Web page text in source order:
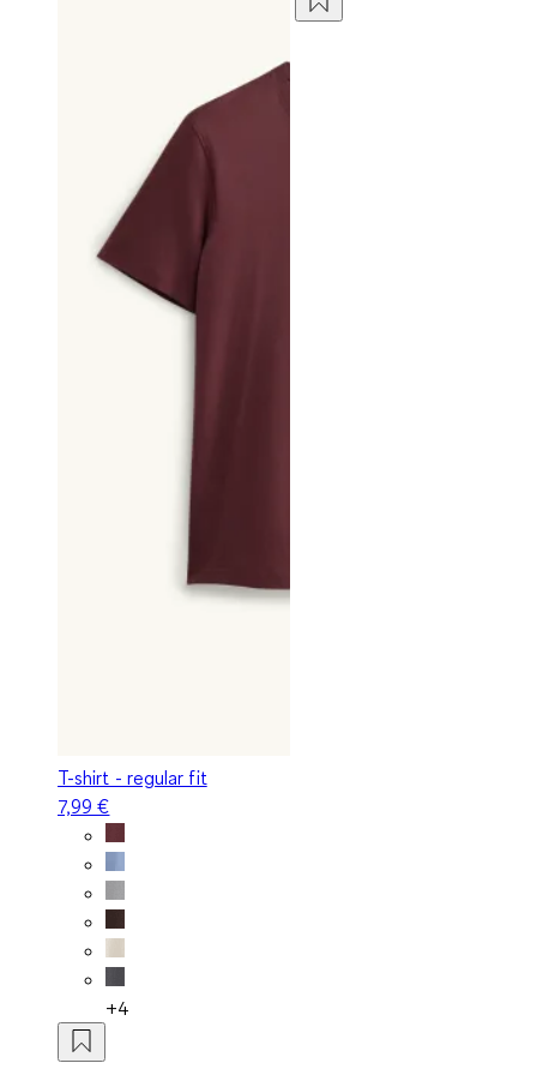
T-shirt - regular fit
7,99 €
+4